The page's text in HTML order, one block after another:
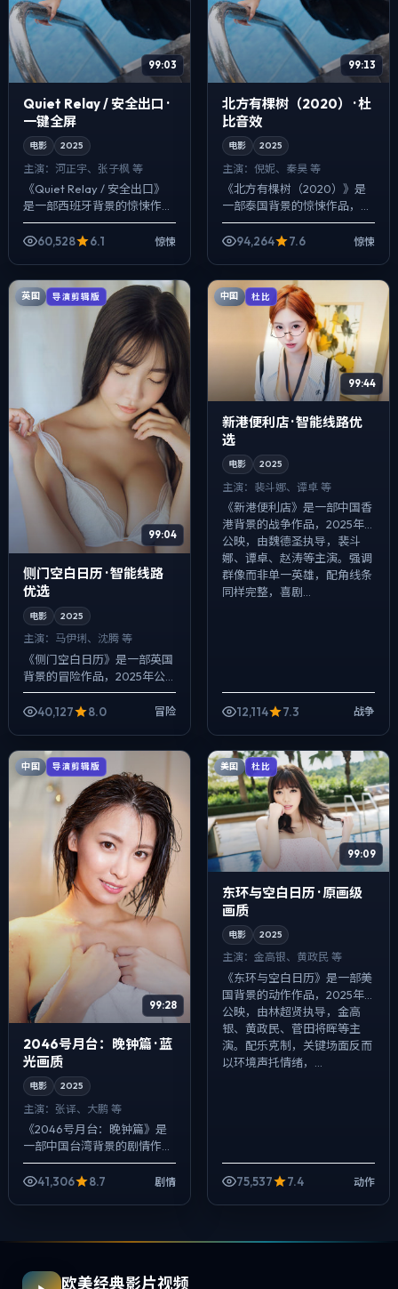
99:03
Quiet Relay / 安全出口 ·
一键全屏
电影 2025
主演： 河正宇、张子枫 等
《Quiet Relay / 安全出口》
是一部西班牙背景的惊悚作
品，2025年公映，由李安执
导，河正宇、张子枫、咏梅等
60,528 6.1 惊悚
99:13
北方有棵树（2020） · 杜
比音效
电影 2025
主演： 倪妮、秦昊 等
《北方有棵树（2020）》是
一部泰国背景的惊悚作品，
2025年公映，由许鞍华执
导，倪妮、秦昊、孔刘等主
94,264 7.6 惊悚
英国 导演剪辑版
99:04
侧门空白日历 · 智能线路
优选
电影 2025
主演： 马伊琍、沈腾 等
《侧门空白日历》是一部英国
背景的冒险作品，2025年公
映，由新海诚执导，马伊琍、
沈腾、周冬雨等主演。影像偏
40,127 8.0 冒险
中国 杜比
99:44
新港便利店 · 智能线路优
选
电影 2025
主演： 裴斗娜、谭卓 等
《新港便利店》是一部中国香
港背景的战争作品，2025年
公映，由魏德圣执导，裴斗
娜、谭卓、赵涛等主演。强调
群像而非单一英雄，配角线条
同样完整，喜剧...
12,114 7.3 战争
中国 导演剪辑版
99:28
2046号月台：晚钟篇 · 蓝
光画质
电影 2025
主演： 张译、大鹏 等
《2046号月台：晚钟篇》是
一部中国台湾背景的剧情作
品，2025年公映，由陈凯歌
执导，张译、大鹏、安藤樱等
41,306 8.7 剧情
美国 杜比
99:09
东环与空白日历 · 原画级
画质
电影 2025
主演： 金高银、黄政民 等
《东环与空白日历》是一部美
国背景的动作作品，2025年
公映，由林超贤执导，金高
银、黄政民、菅田将晖等主
演。配乐克制，关键场面反而
以环境声托情绪，...
75,537 7.4 动作
欧美经典影片视频